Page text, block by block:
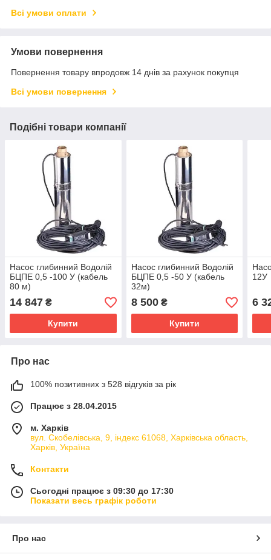
Всі умови оплати
Умови повернення
Повернення товару впродовж 14 днів за рахунок покупця
Всі умови повернення
Подібні товари компанії
Насос глибинний Водолій
БЦПЕ 0,5 -100 У (кабель
80 м)
14 847 ₴
Купити
Насос глибинний Водолій
БЦПЕ 0,5 -50 У (кабель
32м)
8 500₴
Купити
12У
6
Про нас
100% позитивних з 528 відгуків за рік
Працює з 28.04.2015
м. Харків
вул. Скобелівська, 9, індекс 61068, Харківська область,
Харків, Україна
Контакти
Сьогодні працює з 09:30 до 17:30
Показати весь графік роботи
Про нас